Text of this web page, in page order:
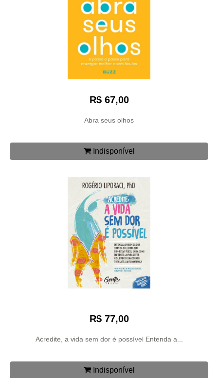
R$ 67,00
Abra seus olhos
Indisponível
R$ 77,00
Acredite, a vida sem dor é possível Entenda a...
Indisponível